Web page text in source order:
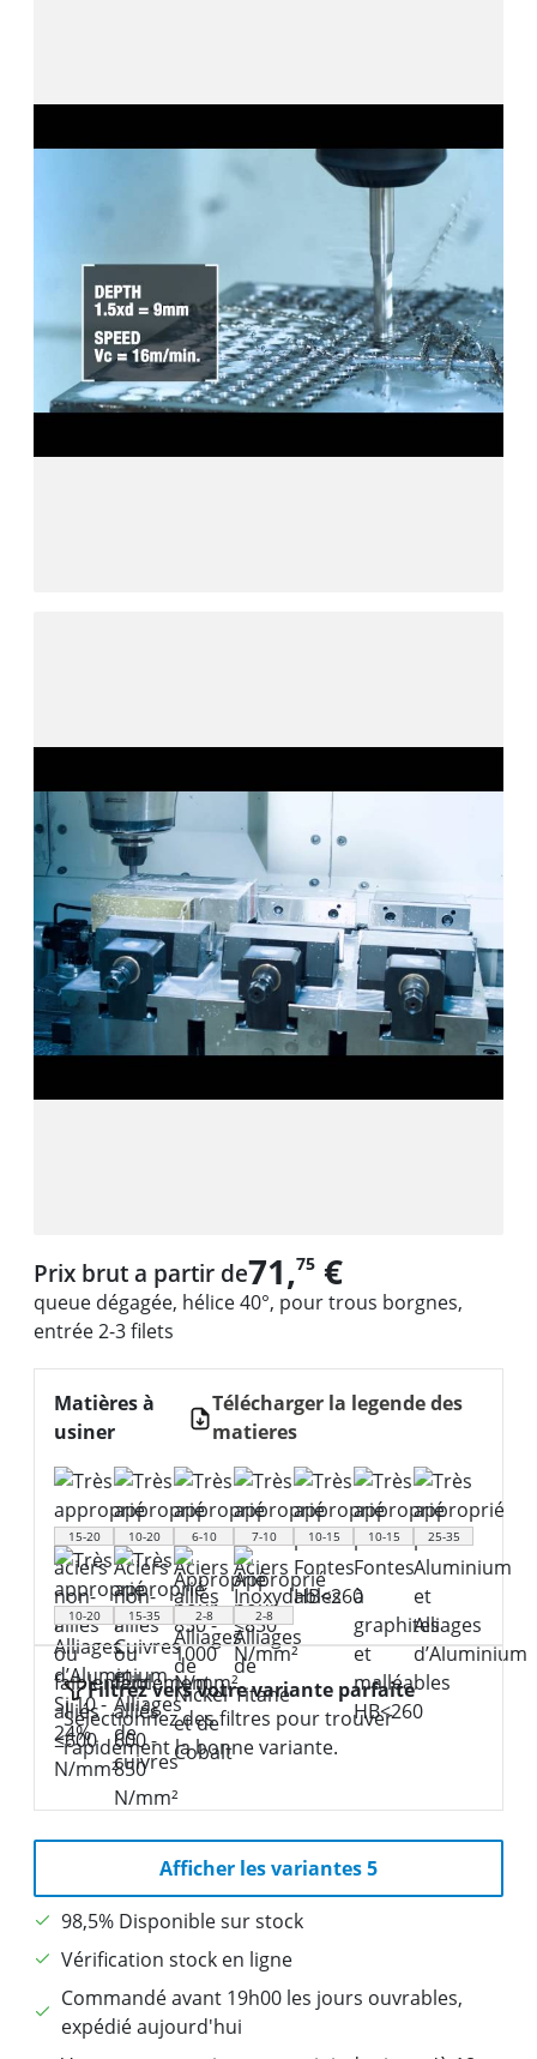
Prix brut a partir de71,75 €
queue dégagée, hélice 40°, pour trous borgnes,
entrée 2-3 filets
Matières à
usiner
Télécharger la legende des
matieres
15-20 10-20 6-10 7-10 10-15 10-15 25-35
10-20 15-35 2-8 2-8
Filtrez vers votre variante parfaite
Sélectionnez des filtres pour trouver
rapidement la bonne variante.
Afficher les variantes 5
98,5% Disponible sur stock
Vérification stock en ligne
Commandé avant 19h00 les jours ouvrables,
expédié aujourd'hui